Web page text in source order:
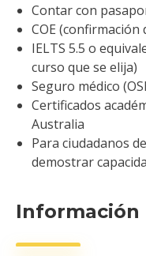
Contar con
COE (confirmación
IELTS 5.5 o
curso que se elija)
Seguro médico
Certificados
Australia
Para ciudadanos
demostrar
Información